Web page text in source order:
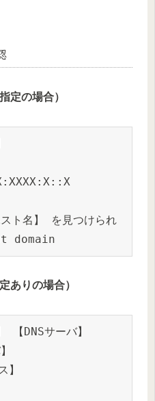
定の場合）
スト名】
を見つけられ
domain
ありの場合）
【DNSサーバ】